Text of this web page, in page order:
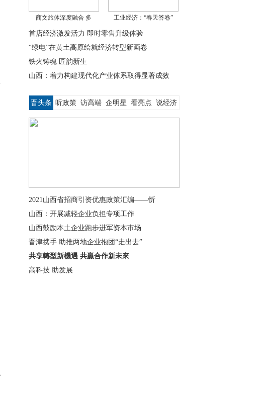
商文旅体深度融合 多 工业经济：“春天答卷”
首店经济激发活力 即时零售升级体验
“绿电”在黄土高原绘就经济转型新画卷
铁火铸魂 匠韵新生
山西：着力构建现代化产业体系取得显著成效
晋头条 听政策 访高端 企明星 看亮点 说经济
2021山西省招商引资优惠政策汇编——忻
山西：开展减轻企业负担专项工作
山西鼓励本土企业跑步进军资本市场
晋津携手 助推两地企业抱团“走出去”
共享轉型新機遇 共贏合作新未來
高科技 助发展